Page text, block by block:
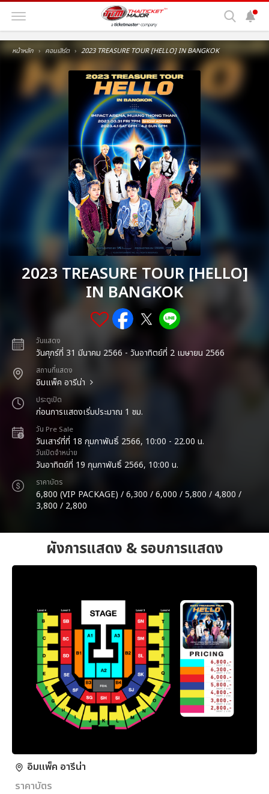
หน้าหลัก คอนเสิร์ต 2023 TREASURE TOUR [HELLO] IN BANGKOK
2023 TREASURE TOUR [HELLO]
IN BANGKOK
วันแสดง
วันศุกร์ที่ 31 มีนาคม 2566 - วันอาทิตย์ที่ 2 เมษายน 2566
สถานที่แสดง
อิมแพ็ค อารีน่า
ประตูเปิด
ก่อนการแสดงเริ่มประมาณ 1 ชม.
วัน Pre Sale
วันเสาร์ที่ที่ 18 กุมภาพันธิ์ 2566, 10:00 - 22.00 น.
วันเปิดจำหน่าย
วันอาทิตย์ที่ 19 กุมภาพันธิ์ 2566, 10:00 น.
ราคาบัตร
6,800 (VIP PACKAGE) / 6,300 / 6,000 / 5,800 / 4,800 /
3,800 / 2,800
ผังการแสดง & รอบการแสดง
อิมแพ็ค อารีน่า
ราคาบัตร